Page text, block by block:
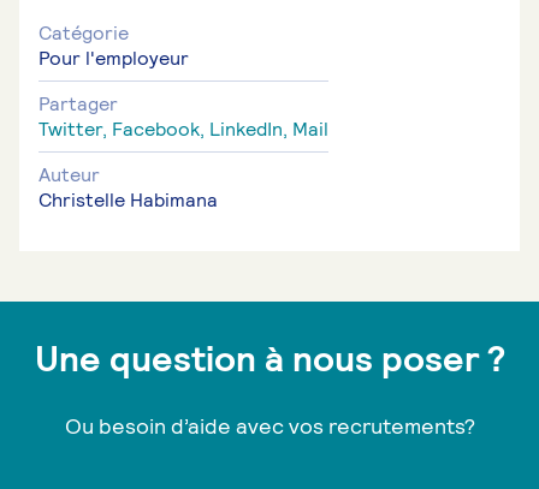
Catégorie
Pour l'employeur
Partager
Twitter, Facebook, LinkedIn, Mail
Auteur
Christelle Habimana
Une question à nous poser ?
Ou besoin d’aide avec vos recrutements?